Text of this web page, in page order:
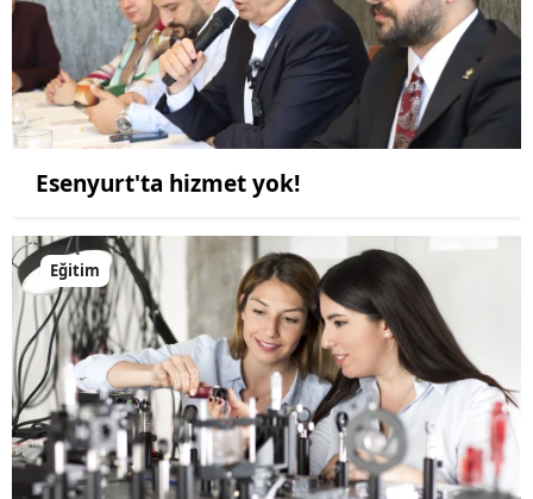
Esenyurt'ta hizmet yok!
Eğitim